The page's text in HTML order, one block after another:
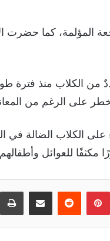
كما حضرت
من الكلاب منذ فترة
على الرغم من
الكلاب الضالة في
للعوائل
بينتيريست
‏Reddit مشاركة عبر البريد